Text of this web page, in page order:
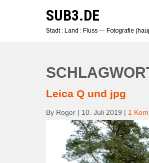
SUB3.DE
Stadt : Land : Fluss — Fotografie
Leica Q und jpg
By Roger | 10. Juli 2019 | 1